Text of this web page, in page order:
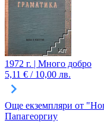
1972 г. | Много добро
5,11 € / 10,00 лв.
Още екземпляри от
Папагеоргиу